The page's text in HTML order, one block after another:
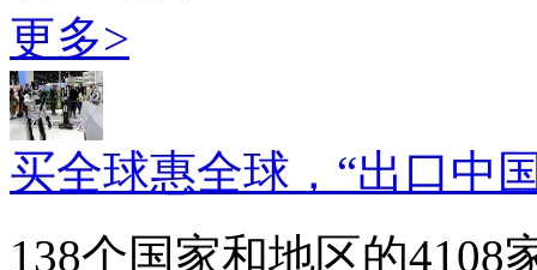
更多>
买全球惠全球，“出口中
138个国家和地区的4108